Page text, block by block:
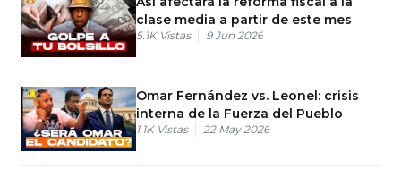
clase media a partir de este mes
5.1K Vistas 9 Jun 2026
Omar Fernández vs. Leonel: crisis
interna de la Fuerza del Pueblo
1.1K Vistas 22 May 2026